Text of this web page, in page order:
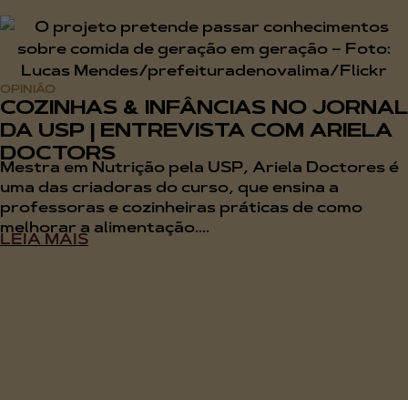
OPINIÃO
COZINHAS & INFÂNCIAS NO JORNAL
DA USP | ENTREVISTA COM ARIELA
DOCTORS
Mestra em Nutrição pela USP, Ariela Doctores é
uma das criadoras do curso, que ensina a
professoras e cozinheiras práticas de como
melhorar a alimentação....
LEIA MAIS